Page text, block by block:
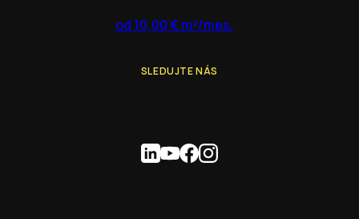
od 10,00 € m²/mes.
SLEDUJTE NÁS